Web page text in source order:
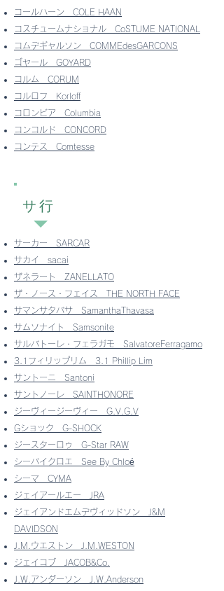
コールハーン
COLE HAAN
コスチュームナショナル
CoSTUME NATIONAL
コムデギャルソン
COMMEdesGARCONS
ゴヤール
GOYARD
コルム
CORUM
コルロフ
Korloff
コロンビア Columbia
コンコルド
CONCORD
コンテス
Comtesse
サ行
サーカー
SARCAR
サカイ
sacai
ザネラート
ZANELLATO
ザ・ノース・フェイス
THE NORTH FACE
サマンサタバサ
SamanthaThavasa
サムソナイト
Samsonite
サルバトーレ・フェラガモ
SalvatoreFerragamo
3.1フィリップリム
3.1 Phillip Lim
サントーニ
Santoni
サントノーレ
SAINTHONORE
ジーヴィージーヴィー
G.V.G.V
Gショック
G-SHOCK
ジースターロゥ
G-Star RAW
シーバイクロエ
See By Chloé
シーマ
CYMA
ジェイアールエー
JRA
ジェイアンドエムデヴィッドソン
J&M
DAVIDSON
J.M.ウエストン
J.M.WESTON
ジェイコブ
JACOB&Co.
J.W.アンダーソン
J.W.Anderson